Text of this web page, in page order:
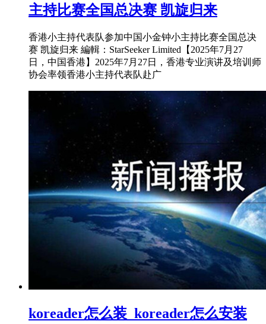
主持比赛全国总决赛 凯旋归来
香港小主持代表队参加中国小金钟小主持比赛全国总决
赛 凯旋归来 編輯：StarSeeker Limited【2025年7月27
日，中国香港】2025年7月27日，香港专业演讲及培训师
协会率领香港小主持代表队赴广
koreader怎么装_koreader怎么安装